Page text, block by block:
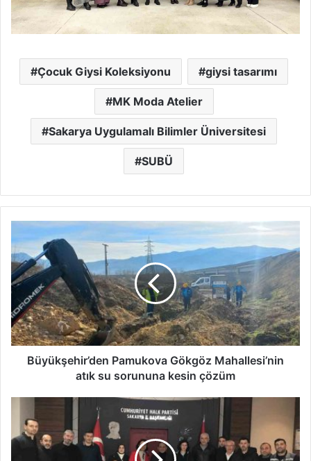
Çocuk Giysi Koleksiyonu giysi tasarımı
MK Moda Atelier
Sakarya Uygulamalı Bilimler Üniversitesi
SUBÜ
Büyükşehir’den
Pamukova
Gökgöz
Mahallesi’nin
atık
sorununa
kesin
çözüm
Büyükşehir’den Pamukova Gökgöz Mahallesi’nin
atık su sorununa kesin çözüm
Keleş’ten
Staj
mağdurlarına